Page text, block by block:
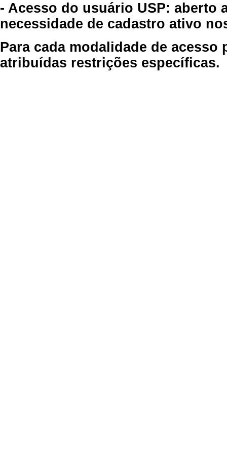
- Acesso do usuário USP: aberto
necessidade de cadastro ativo
Para cada modalidade de
atribuídas restrições específicas.